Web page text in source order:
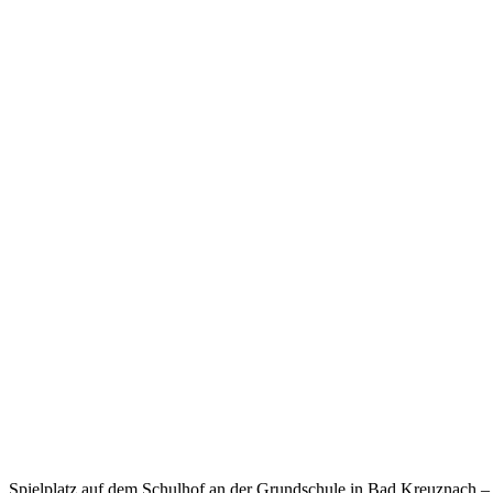
Spielplatz auf dem Schulhof an der Grundschule in Bad Kreuznach –